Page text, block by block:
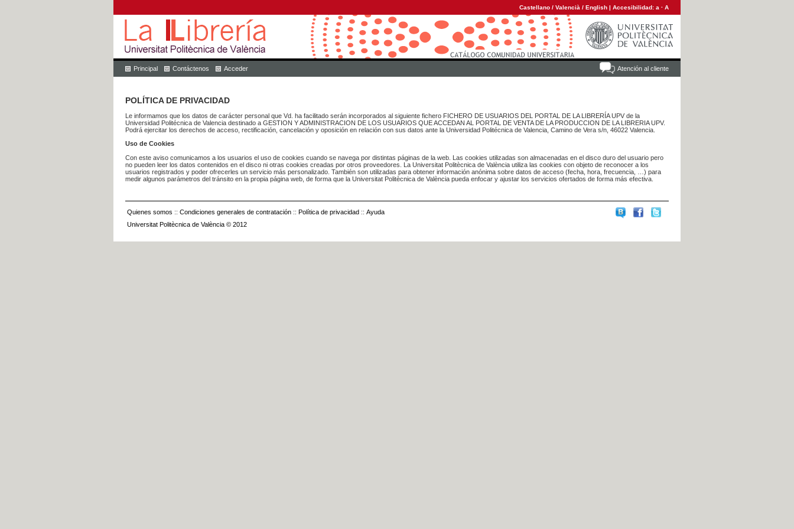
Castellano / Valencià / English | Accesibilidad: a · A
Atención al cliente
Principal Contáctenos Acceder
POLÍTICA DE PRIVACIDAD
Le informamos que los datos de carácter personal que Vd. ha facilitado serán incorporados al siguiente fichero FICHERO DE USUARIOS DEL PORTAL DE LA LIBRERÍA UPV de la
Universidad Politécnica de Valencia destinado a GESTION Y ADMINISTRACION DE LOS USUARIOS QUE ACCEDAN AL PORTAL DE VENTA DE LA PRODUCCION DE LA LIBRERIA UPV.
Podrá ejercitar los derechos de acceso, rectificación, cancelación y oposición en relación con sus datos ante la Universidad Politécnica de Valencia, Camino de Vera s/n, 46022 Valencia.
Uso de Cookies
Con este aviso comunicamos a los usuarios el uso de cookies cuando se navega por distintas páginas de la web. Las cookies utilizadas son almacenadas en el disco duro del usuario pero
no pueden leer los datos contenidos en el disco ni otras cookies creadas por otros proveedores. La Universitat Politècnica de València utiliza las cookies con objeto de reconocer a los
usuarios registrados y poder ofrecerles un servicio más personalizado. También son utilizadas para obtener información anónima sobre datos de acceso (fecha, hora, frecuencia, …) para
medir algunos parámetros del tránsito en la propia página web, de forma que la Universitat Politècnica de València pueda enfocar y ajustar los servicios ofertados de forma más efectiva.
Quienes somos :: Condiciones generales de contratación :: Política de privacidad :: Ayuda
Universitat Politècnica de València © 2012